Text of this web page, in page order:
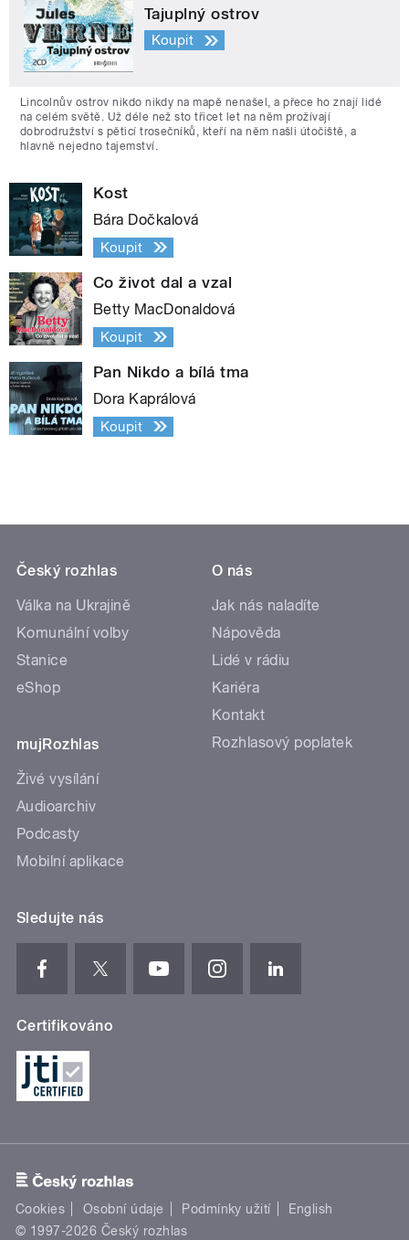
Tajuplný ostrov
Koupit
Lincolnův ostrov nikdo nikdy na mapě nenašel, a přece ho znají lidé
na celém světě. Už déle než sto třicet let na něm prožívají
dobrodružství s pěticí trosečníků, kteří na něm našli útočiště, a
hlavně nejedno tajemství.
Kost
Bára Dočkalová
Koupit
Co život dal a vzal
Betty MacDonaldová
Koupit
Pan Nikdo a bílá tma
Dora Kaprálová
Koupit
Český rozhlas
Válka na Ukrajině
Komunální volby
Stanice
eShop
mujRozhlas
Živé vysílání
Audioarchiv
Podcasty
Mobilní aplikace
O nás
Jak nás naladíte
Nápověda
Lidé v rádiu
Kariéra
Kontakt
Rozhlasový poplatek
Sledujte nás
Certifikováno
Cookies Osobní údaje Podmínky užití
English
© 1997-2026 Český rozhlas